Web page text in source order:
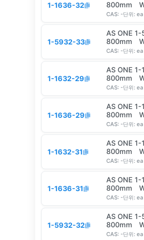
1-1636-32
800mm
CAS: -단위: ea
1-5932-33
AS ONE
800mm
CAS: -단위: ea
1-1632-29
AS ONE
800mm
CAS: -단위: ea
1-1636-29
AS ONE
800mm
CAS: -단위: ea
1-1632-31
AS ONE
800mm
CAS: -단위: ea
1-1636-31
AS ONE
800mm
CAS: -단위: ea
1-5932-32
AS ONE
800mm
CAS: -단위: ea